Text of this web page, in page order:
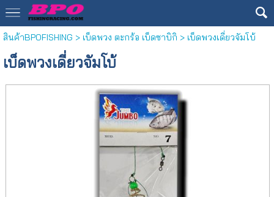
สินค้าBPOFISHING > เบ็ดพวง ตะกร้อ เบ็ดซาบิกิ > เบ็ดพวงเดี่ยวจัมโบ้
เบ็ดพวงเดี่ยวจัมโบ้